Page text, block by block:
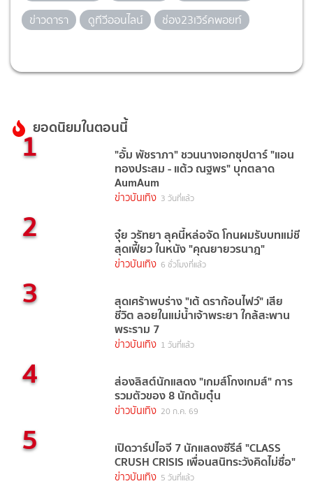
ข่าวดารา
ดูทีวีออนไลน์ ช่อง23เวิร์คพอยท์
ยอดนิยมในตอนนี้
1 "อั้ม พัชราภา" ชวนนางเอกซุปตาร์ "แอน
ทองประสม - แต้ว ณฐพร" บุกตลาด
AumAum
ข่าวบันเทิง 3 วันที่แล้ว
2 จุ๋ย วรัทยา ลุคนี้หล่อจัด โกนผมรับบทแม่ชี
สุดเฟี้ยว ในหนัง "คุณยายวรนาฎ"
ข่าวบันเทิง 6 ชั่วโมงที่แล้ว
3 สุดเศร้าพบร่าง "เต้ ดราก้อนไฟว์" เสีย
ชีวิต ลอยในแม่น้ำเจ้าพระยา ใกล้สะพาน
พระราม 7
ข่าวบันเทิง 1 วันที่แล้ว
4 ส่องลิสต์นักแสดง "เกมส์โกงเกมส์" การ
รวมตัวของ 8 นักต้มตุ๋น
ข่าวบันเทิง 20 ก.ค. 69
5 เปิดวาร์ปไอจี 7 นักแสดงซีรีส์ "CLASS
CRUSH CRISIS เพื่อนสนิทระวังคิดไม่ซื่อ"
ข่าวบันเทิง 5 วันที่แล้ว